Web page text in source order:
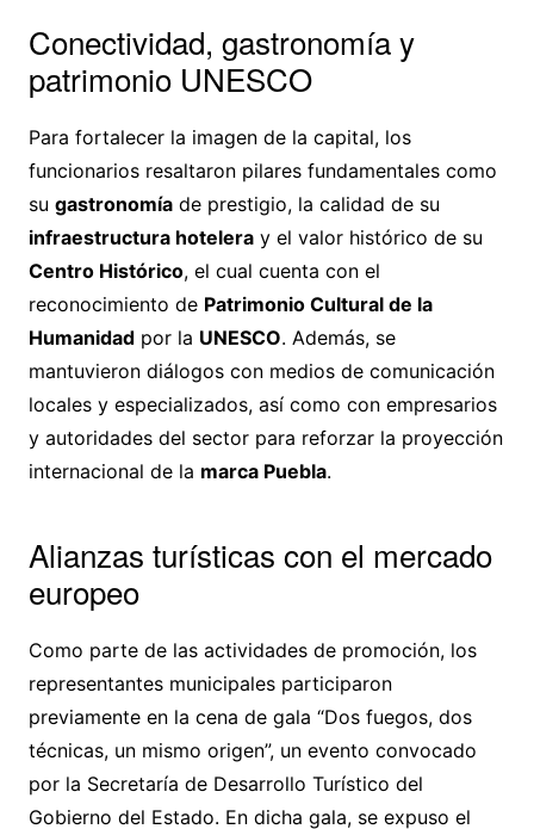
Conectividad, gastronomía y
patrimonio UNESCO
Para fortalecer la imagen de la capital, los
funcionarios resaltaron pilares fundamentales como
su gastronomíade prestigio, la calidad de su
infraestructura hoteleray el valor histórico de su
Centro Histórico, el cual cuenta con el
reconocimiento de Patrimonio Cultural de la
Humanidadpor la UNESCO. Además, se
mantuvieron diálogos con medios de comunicación
locales y especializados, así como con empresarios
y autoridades del sector para reforzar la proyección
internacional de la marca Puebla.
Alianzas turísticas con el mercado
europeo
Como parte de las actividades de promoción, los
representantes municipales participaron
previamente en la cena de gala “Dos fuegos, dos
técnicas, un mismo origen”, un evento convocado
por la Secretaría de Desarrollo Turístico del
Gobierno del Estado. En dicha gala, se expuso el